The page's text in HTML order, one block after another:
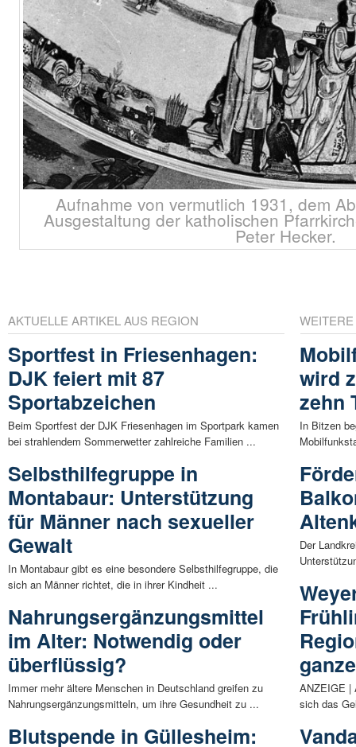
Aufnahme von vermutlich 1931, dem
Ausgestaltung der katholischen
Peter Hecker.
AKTUELLE ARTIKEL AUS REGION
Sportfest in Friesenhagen:
DJK feiert mit 87
Sportabzeichen
Beim Sportfest der DJK Friesenhagen im Sportpark kamen
bei strahlendem Sommerwetter zahlreiche Familien ...
Selbsthilfegruppe in
Montabaur: Unterstützung
für Männer nach sexueller
Gewalt
In Montabaur gibt es eine besondere Selbsthilfegruppe, die
sich an Männer richtet, die in ihrer Kindheit ...
Nahrungsergänzungsmittel
im Alter: Notwendig oder
überflüssig?
Immer mehr ältere Menschen in Deutschland greifen zu
Nahrungsergänzungsmitteln, um ihre Gesundheit zu ...
Blutspende in Güllesheim:
wird
zehn
In Bitzen
Der
ANZEIGE |
sich das